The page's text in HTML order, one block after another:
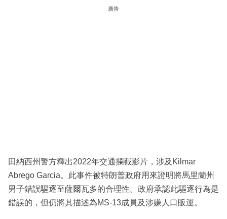
區
廣告
田納西州警方釋出2022年交通攔截影片，涉及Kilmar
Abrego Garcia。此事件被特朗普政府用來證明將馬里蘭州
男子錯誤驅逐至薩爾瓦多的合理性。政府承認此驅逐行為是
錯誤的，但仍將其描述為MS-13成員及涉嫌人口販運。